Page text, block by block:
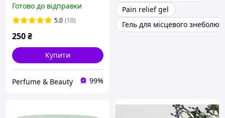
Готово до відправки
5.0 (10)
250₴
Купити
Perfume & Beauty 99%
Pain relief gel
Гель для місцевого